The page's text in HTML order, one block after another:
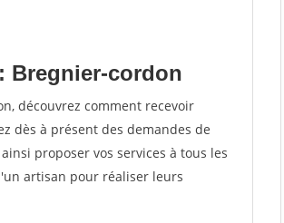
Bregnier-cordon
découvrez comment recevoir
dès à présent des demandes de
proposer vos services à tous les
artisan pour réaliser leurs